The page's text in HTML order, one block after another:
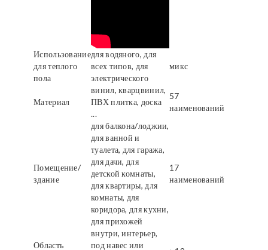
Использование
для теплого
пола
для водяного, для
всех типов, для
электрического
микс
Материал
винил, кварцвинил,
ПВХ плитка, доска
...
57
наименований
Помещение/
здание
для балкона/лоджии,
для ванной и
туалета, для гаража,
для дачи, для
детской комнаты,
для квартиры, для
комнаты, для
коридора, для кухни,
для прихожей
17
наименований
Область
внутри, интерьер,
под навес или